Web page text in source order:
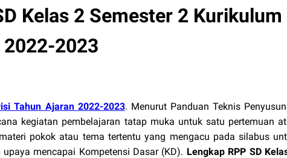
Kelas 2 Semester 2 Kurikulum
2022-2023
Tahun Ajaran 2022-2023. Menurut Panduan Teknis
kegiatan pembelajaran tatap muka untuk satu pertemuan
pokok atau tema tertentu yang mengacu pada silabus
mencapai Kompetensi Dasar (KD). Lengkap RPP SD